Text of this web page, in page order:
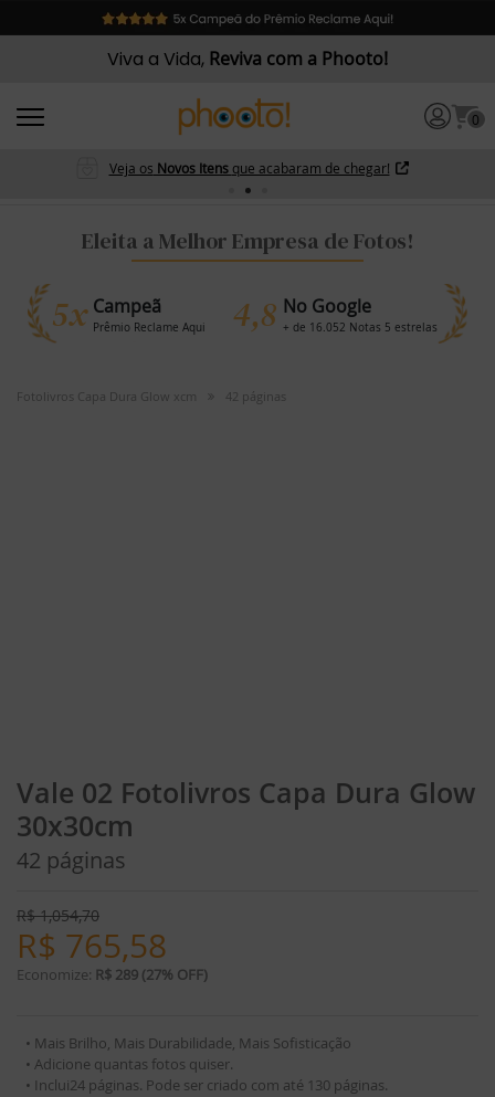
Viva a Vida, Reviva com a Phooto!
0
Veja osNovos Itensque acabaram de chegar!
Eleita a Melhor Empresa de Fotos!
5x Campeã
Prêmio Reclame Aqui 4,8 No Google
+ de 16.052 Notas 5 estrelas
Fotolivros Capa Dura Glow xcm 42 páginas
Vale 02 Fotolivros Capa Dura Glow
30x30cm
42 páginas
R$1,054,70
R$ 765,58
Economize: R$ 289 (27% OFF)
• Mais Brilho, Mais Durabilidade, Mais Sofisticação
• Adicione quantas fotos quiser.
• Inclui24 páginas. Pode ser criado com até 130 páginas.